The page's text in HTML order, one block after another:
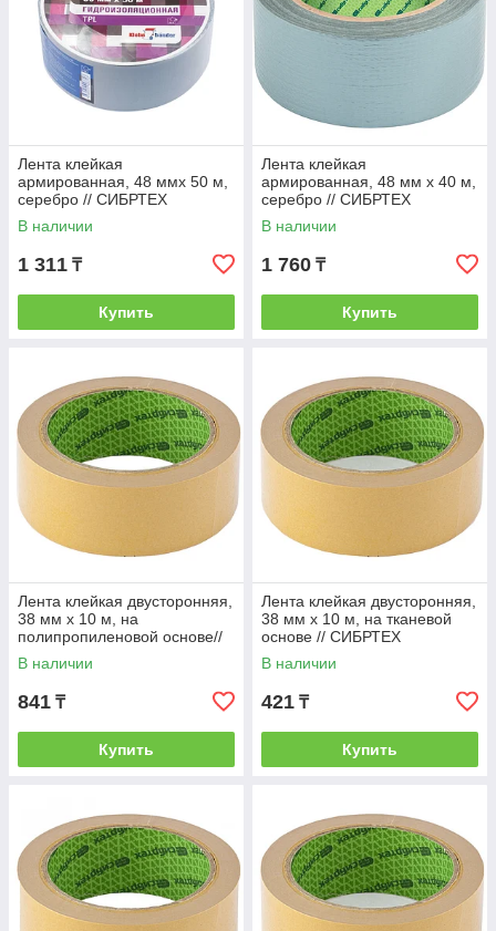
Лента клейкая
армированная, 48 ммх 50 м,
серебро // СИБРТЕХ
В наличии
1 311 ₸
Купить
Лента клейкая
армированная, 48 мм х 40 м,
серебро // СИБРТЕХ
В наличии
1 760 ₸
Купить
Лента клейкая двусторонняя,
38 мм х 10 м, на
полипропиленовой основе//
СИБРТЕХ
В наличии
841 ₸
Купить
Лента клейкая двусторонняя,
38 мм х 10 м, на тканевой
основе // СИБРТЕХ
В наличии
421 ₸
Купить